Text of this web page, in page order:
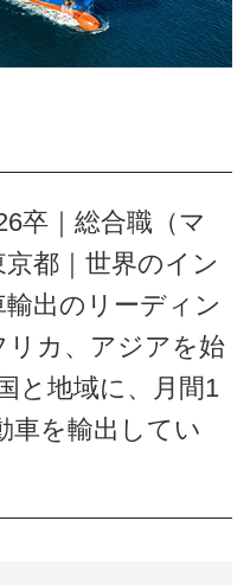
卒｜総合職（マ
都｜世界のイン
出のリーディン
リカ、アジアを始
と地域に、月間1
車を輸出してい